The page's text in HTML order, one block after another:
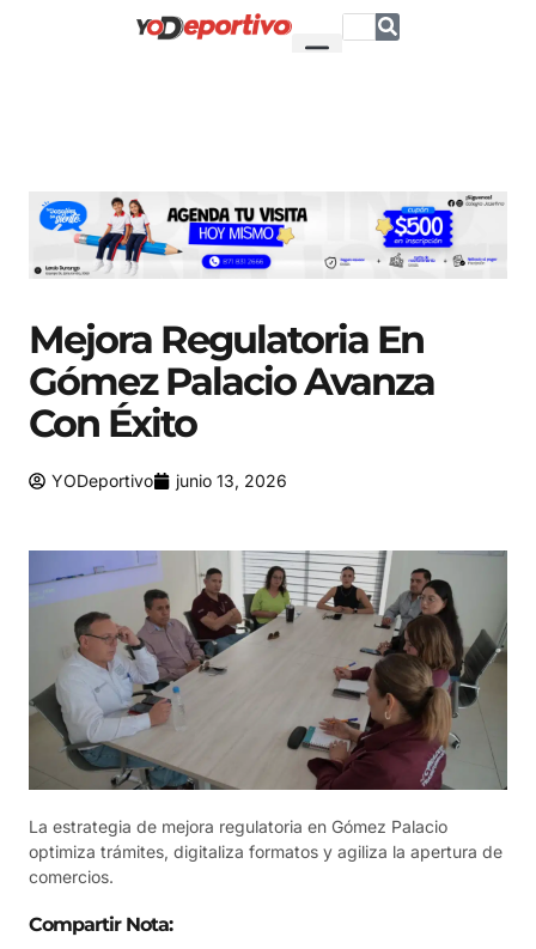
Mejora Regulatoria En
Gómez Palacio Avanza
Con Éxito
YODeportivo junio 13, 2026
La estrategia de mejora regulatoria en Gómez Palacio
optimiza trámites, digitaliza formatos y agiliza la apertura de
comercios.
Compartir Nota: